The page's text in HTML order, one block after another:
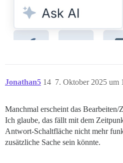
Jonathan5 7. Oktober 2025 um
14
Manchmal erscheint das
Ich glaube, das fällt mit dem
Antwort-Schaltfläche nicht mehr
zusätzliche Sache sein könnte.